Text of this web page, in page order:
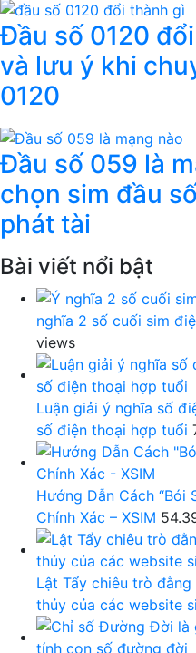
Đầu số 0120
và lưu ý khi
0120
Đầu số 059 là
chọn sim đầu
phát tài
Bài viết nổi bật
nghĩa 2 số cuối sim
views
Luận giải ý nghĩa số
số điện thoại hợp tuổi
Hướng Dẫn Cách “Bói
Chính Xác – XSIM
Lật Tẩy chiêu trò
thủy của các website